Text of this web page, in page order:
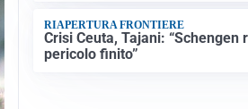
RIAPERTURA FRONTIERE
Crisi Ceuta, Tajani: “Schengen
pericolo finito”